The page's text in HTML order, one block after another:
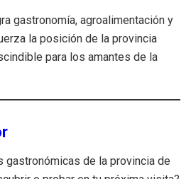
gastronomía, agroalimentación y
la posición de la provincia
para los amantes de la
gastronómicas de la provincia de